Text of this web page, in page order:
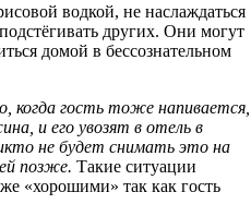
водкой, не наслаждаться
других. Они могут
домой в бессознательном
когда гость тоже напивается,
и его увозят в отель в
не будет снимать это на
позже. Такие ситуации
«хорошими» так как гость